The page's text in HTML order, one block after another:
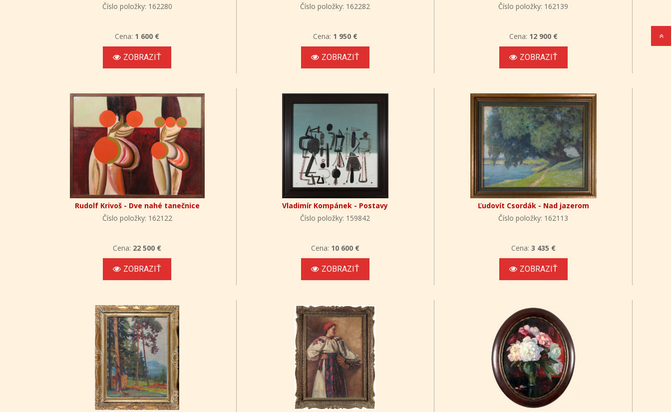
Číslo položky: 162280
Cena: 1 600 €
ZOBRAZIŤ
Číslo položky: 162282
Cena: 1 950 €
ZOBRAZIŤ
Číslo položky: 162139
Cena: 12 900 €
ZOBRAZIŤ
Rudolf Krivoš - Dve nahé tanečnice
Číslo položky: 162122
Cena: 22 500 €
ZOBRAZIŤ
Vladimír Kompánek - Postavy
Číslo položky: 159842
Cena: 10 600 €
ZOBRAZIŤ
Ľudovít Csordák - Nad jazerom
Číslo položky: 162113
Cena: 3 435 €
ZOBRAZIŤ